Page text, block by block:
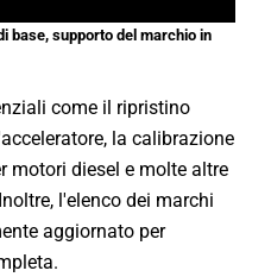
base, supporto del marchio in
come il ripristino
la calibrazione
motori diesel e molte altre
l'elenco dei marchi
aggiornato per